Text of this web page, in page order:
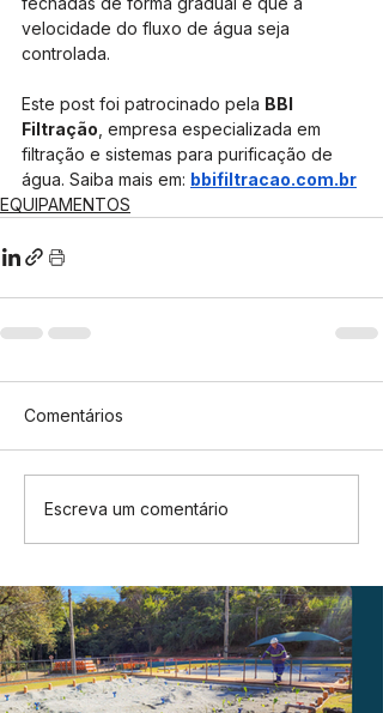
velocidade do fluxo de água seja
controlada.
Este post foi patrocinado pela BBI
Filtração , empresa especializada em
filtração e sistemas para purificação de
água. Saiba mais em: bbifiltracao.com.br
EQUIPAMENTOS
Comentários
Escreva um comentário